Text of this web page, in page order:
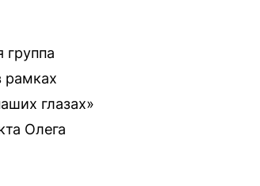
группа
рамках
глазах»
Олега